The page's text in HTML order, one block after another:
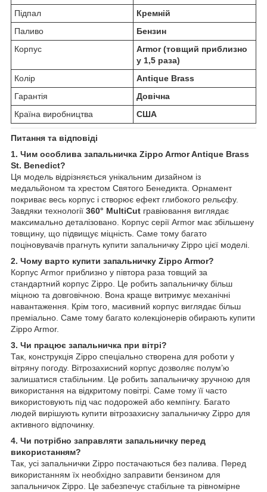
Підпал
Кремній
Паливо
Бензин
Корпус
Armor (товщий приблизно
у 1,5 раза)
Колір
Antique Brass
Гарантія
Довічна
Країна виробництва
США
Питання та відповіді
1. Чим особлива запальничка Zippo Armor Antique Brass
St. Benedict?
Ця модель відрізняється унікальним дизайном із
медальйоном та хрестом Святого Бенедикта. Орнамент
покриває весь корпус і створює ефект глибокого рельєфу.
Завдяки технології 360° MultiCut гравіювання виглядає
максимально деталізовано. Корпус серії Armor має збільшену
товщину, що підвищує міцність. Саме тому багато
поціновувачів прагнуть купити запальничку Zippo цієї моделі.
2. Чому варто купити запальничку Zippo Armor?
Корпус Armor приблизно у півтора раза товщий за
стандартний корпус Zippo. Це робить запальничку більш
міцною та довговічною. Вона краще витримує механічні
навантаження. Крім того, масивний корпус виглядає більш
преміально. Саме тому багато колекціонерів обирають купити
Zippo Armor.
3. Чи працює запальничка при вітрі?
Так, конструкція Zippo спеціально створена для роботи у
вітряну погоду. Вітрозахисний корпус дозволяє полум’ю
залишатися стабільним. Це робить запальничку зручною для
використання на відкритому повітрі. Саме тому її часто
використовують під час подорожей або кемпінгу. Багато
людей вирішують купити вітрозахисну запальничку Zippo для
активного відпочинку.
4. Чи потрібно заправляти запальничку перед
використанням?
Так, усі запальнички Zippo постачаються без палива. Перед
використанням їх необхідно заправити бензином для
запальничок Zippo. Це забезпечує стабільне та рівномірне